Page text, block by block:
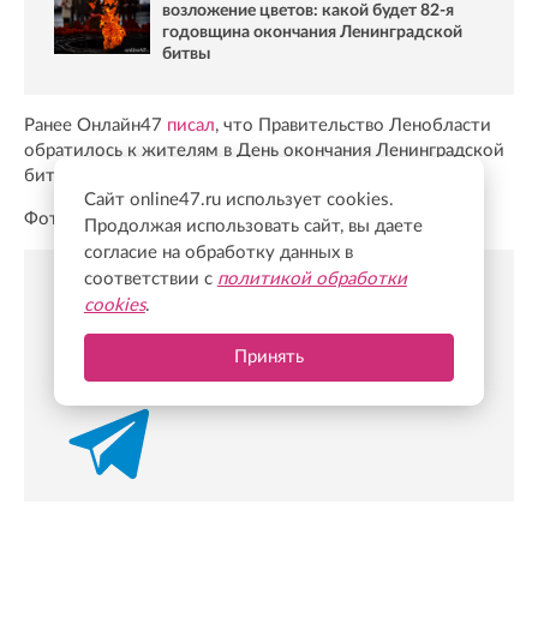
возложение цветов: какой будет 82-я
годовщина окончания Ленинградской
битвы
Ранее Онлайн47 писал, что Правительство Ленобласти
обратилось к жителям в День окончания Ленинградской
битвы.
Фото: Онлайн47
Новости Online47- в Telegram быстрее🚀
https://t.me/online47news
Сайт online47.ru использует cookies.
Продолжая использовать сайт, вы даете
согласие на обработку данных в
соответствии с политикой обработки
cookies.
Принять